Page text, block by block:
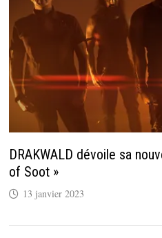
DRAKWALD dévoile sa
of Soot »
13 janvier 2023